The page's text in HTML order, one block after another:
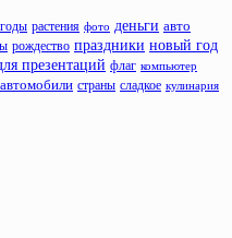
растения фото деньги авто
рождество праздники новый год
презентаций флаг компьютер
автомобили страны сладкое кулинария